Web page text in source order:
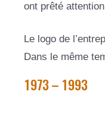
ont prêté
Le logo de
Dans le même
1973 – 1993